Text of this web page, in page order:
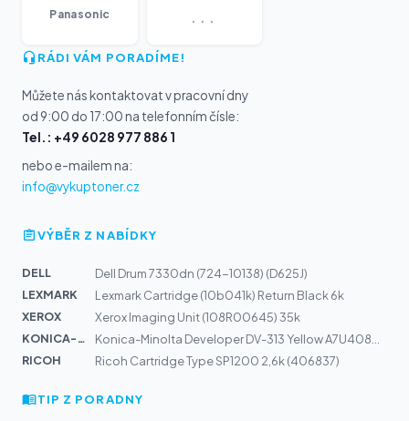
Panasonic ...
RÁDI VÁM PORADÍME!
Můžete nás kontaktovat v pracovní dny
od 9:00 do 17:00 na telefonním čísle:
Tel.: +49 6028 977 886 1
nebo e-mailem na:
info@vykuptoner.cz
VÝBĚR Z NABÍDKY
DELL
Dell Drum 7330dn (724-10138) (D625J)
LEXMARK
Lexmark Cartridge (10b041k) Return Black 6k
XEROX
Xerox Imaging Unit (108R00645) 35k
KONICA-MIN...
RICOH
Ricoh Cartridge Type SP1200 2,6k (406837)
TIP Z PORADNY